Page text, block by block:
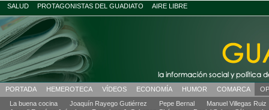
SALUD PROTAGONISTAS DEL GUADIATO AIRE LIBRE
PORTADA HEMEROTECA VÍDEOS ECONOMÍA HUMOR COMARCA
La buena cocina
Joaquín Rayego Gutiérrez Pepe Bernal
Manuel Villegas Ruiz